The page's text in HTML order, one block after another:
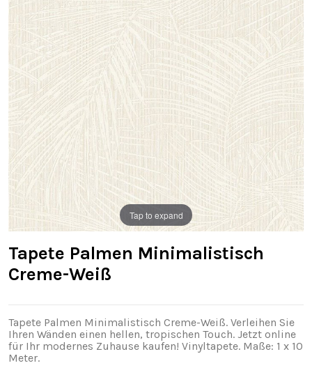
Tap to expand
Tapete Palmen Minimalistisch
Creme-Weiß
Tapete Palmen Minimalistisch Creme-Weiß. Verleihen Sie
Ihren Wänden einen hellen, tropischen Touch. Jetzt online
für Ihr modernes Zuhause kaufen! Vinyltapete. Maße: 1 x 10
Meter.